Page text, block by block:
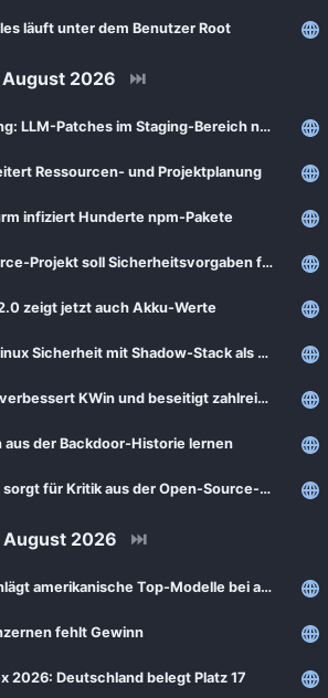
läuft unter dem Benutzer Root
2026 ⏭
Kernel-Entwicklung: LLM-Patches im Staging-Bereich nun verboten
Ressourcen- und Projektplanung
infiziert Hunderte npm-Pakete
Asago: Open-Source-Projekt soll Sicherheitsvorgaben für KI automatisieren
zeigt jetzt auch Akku-Werte
Fedora 45 stärkt Linux Sicherheit mit Shadow-Stack als Standard
KDE Plasma 6.7.4 verbessert KWin und beseitigt zahlreiche Desktop-Probleme
der Backdoor-Historie lernen
EU-Altersprüfung sorgt für Kritik aus der Open-Source-Community
2026 ⏭
Qwen3.8-Max schlägt amerikanische Top-Modelle bei agentischer Computernutzung
fehlt Gewinn
2026: Deutschland belegt Platz 17